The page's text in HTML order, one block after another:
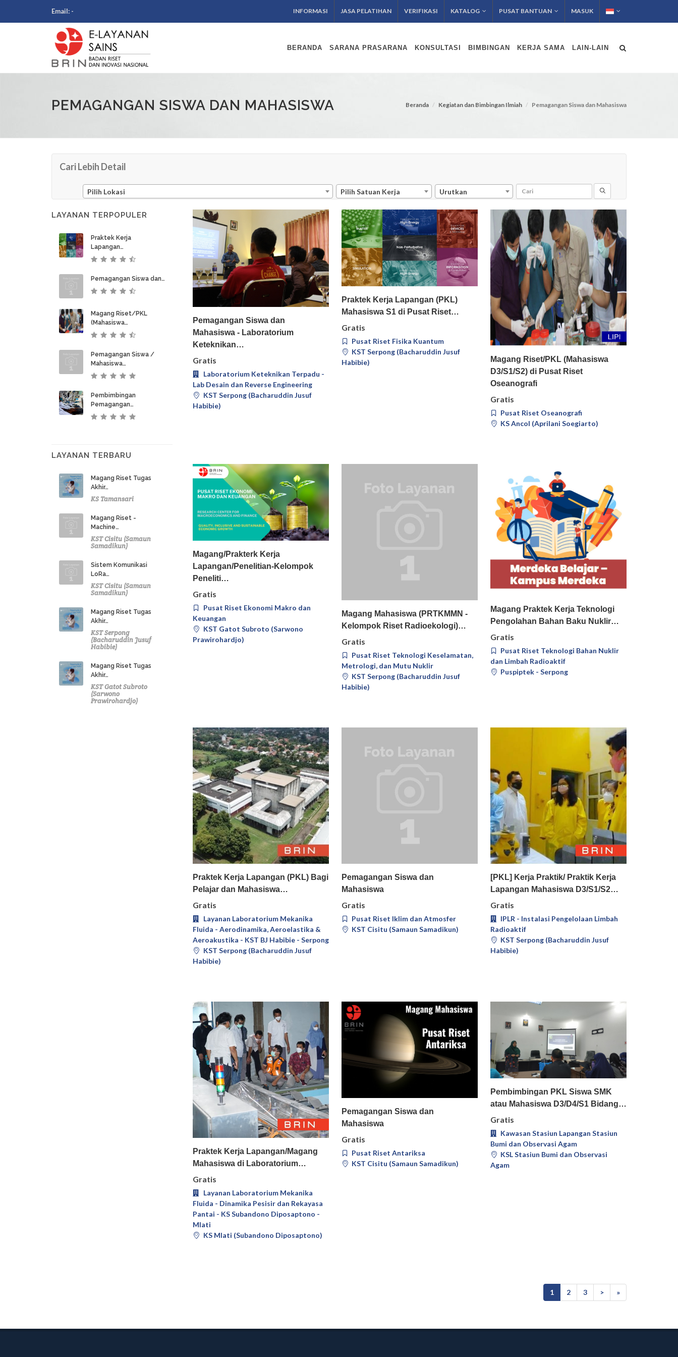
Email: - INFORMASI JASA PELATIHAN VERIFIKASI KATALOG PUSAT BANTUAN MASUK
BERANDA SARANA PRASARANA KONSULTASI BIMBINGAN KERJA SAMA LAIN-LAIN
PEMAGANGAN SISWA DAN MAHASISWA Beranda Kegiatan dan Bimbingan Ilmiah Pemagangan Siswa dan Mahasiswa
Cari Lebih Detail
Pilih Lokasi Pilih Satuan Kerja Urutkan
Pilih
Pemagangan Siswa dan
Mahasiswa - Laboratorium
Keteknikan…
Gratis
Laboratorium Keteknikan Terpadu -
Lab Desain dan Reverse Engineering
KST Serpong (Bacharuddin Jusuf
Habibie)
Pilih Detail
Praktek Kerja Lapangan (PKL)
Mahasiswa S1 di Pusat Riset…
Gratis
Pusat Riset Fisika Kuantum
KST Serpong (Bacharuddin Jusuf
Habibie)
Pilih Detail
Magang Riset/PKL (Mahasiswa
D3/S1/S2) di Pusat Riset
Oseanografi
Gratis
Pusat Riset Oseanografi
KS Ancol (Aprilani Soegiarto)
Pilih
Magang/Prakterk Kerja
Lapangan/Penelitian-Kelompok
Peneliti…
Gratis
Pusat Riset Ekonomi Makro dan
Keuangan
KST Gatot Subroto (Sarwono
Prawirohardjo)
Pilih Detail
Magang Mahasiswa (PRTKMMN -
Kelompok Riset Radioekologi)…
Gratis
Pusat Riset Teknologi Keselamatan,
Metrologi, dan Mutu Nuklir
KST Serpong (Bacharuddin Jusuf
Habibie)
Pilih Detail
Magang Praktek Kerja Teknologi
Pengolahan Bahan Baku Nuklir…
Gratis
Pusat Riset Teknologi Bahan Nuklir
dan Limbah Radioaktif
Puspiptek - Serpong
Pilih Detail
Praktek Kerja Lapangan (PKL) Bagi
Pelajar dan Mahasiswa…
Gratis
Layanan Laboratorium Mekanika
Fluida - Aerodinamika, Aeroelastika &
Aeroakustika - KST BJ Habibie - Serpong
KST Serpong (Bacharuddin Jusuf
Habibie)
Pilih
Pemagangan Siswa dan
Mahasiswa
Gratis
Pusat Riset Iklim dan Atmosfer
KST Cisitu (Samaun Samadikun)
Pilih Detail
[PKL] Kerja Praktik/ Praktik Kerja
Lapangan Mahasiswa D3/S1/S2…
Gratis
IPLR - Instalasi Pengelolaan Limbah
Radioaktif
KST Serpong (Bacharuddin Jusuf
Habibie)
Pilih Detail
Praktek Kerja Lapangan/Magang
Mahasiswa di Laboratorium…
Gratis
Layanan Laboratorium Mekanika
Fluida - Dinamika Pesisir dan Rekayasa
Pantai - KS Subandono Diposaptono -
Mlati
KS Mlati (Subandono Diposaptono)
Pilih
Pemagangan Siswa dan
Mahasiswa
Gratis
Pusat Riset Antariksa
KST Cisitu (Samaun Samadikun)
Pilih Detail
Pembimbingan PKL Siswa SMK
atau Mahasiswa D3/D4/S1 Bidang…
Gratis
Kawasan Stasiun Lapangan Stasiun
Bumi dan Observasi Agam
KSL Stasiun Bumi dan Observasi
Agam
1 (current)
2 3 > »
LAYANAN TERPOPULER
Praktek Kerja
Lapangan…
Pemagangan Siswa dan…
Magang Riset/PKL
(Mahasiswa…
Pemagangan Siswa /
Mahasiswa…
Pembimbingan
Pemagangan…
LAYANAN TERBARU
Magang Riset Tugas
Akhir…
KS Tamansari
Magang Riset -
Machine…
KST Cisitu (Samaun
Samadikun)
Sistem Komunikasi
LoRa…
KST Cisitu (Samaun
Samadikun)
Magang Riset Tugas
Akhir…
KST Serpong
(Bacharuddin Jusuf
Habibie)
Magang Riset Tugas
Akhir…
KST Gatot Subroto
(Sarwono
Prawirohardjo)